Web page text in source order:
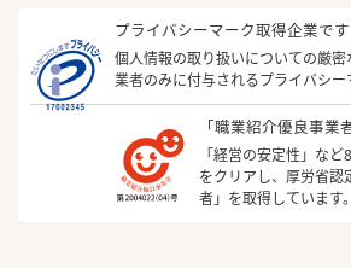
プライバシーマーク取得企業です
個人情報の取り扱いについての厳
業者のみに付与されるプライバシー
「職業紹介優良事業
「経営の安定性」な
をクリアし、厚労省認
者」を取得しています。